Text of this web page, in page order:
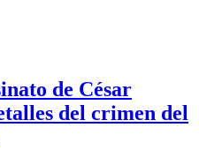
de César
del crimen del